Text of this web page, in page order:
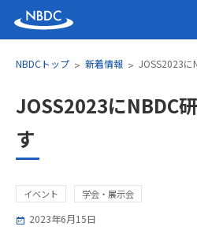
NBDCトップ 新着情報 JOSS2023に
JOSS2023にNBDC
す
イベント 学会・展示会
2023年6月15日